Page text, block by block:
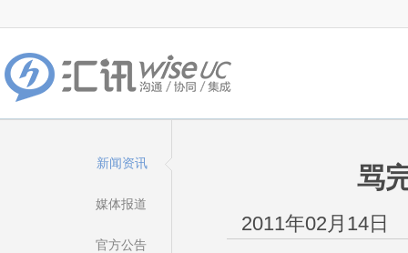
新闻资讯
媒体报道
官方公告
骂
2011年02月14日